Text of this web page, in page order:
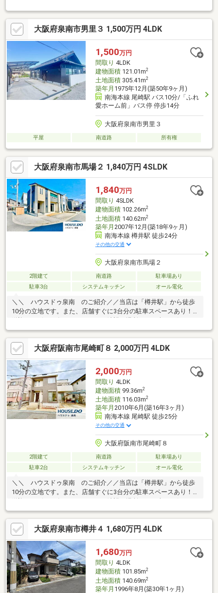
めるお庭もございます♪是非一度ご見学いかがでしょうか♪お問い
合わせお待ちしております♪***※令和6年度固定資産税：年額
81187円「ローンの相談がしたい！」「物件詳細が聞きたい！」
などなんでも構いません！お気軽にお問い合わせ下さい♪リフォー
ムの施工事例などをご覧になりたい方は『リノベーション施工事
例』をクリック！
大阪府泉南市男里３ 1,500万円 4LDK
1,500万円
間取り 4LDK
建物面積121.01m2
土地面積305.41m2
築年月 1975年12月(築50年9ヶ月)
南海本線 尾崎駅 バス10分/「ふれ
愛ホーム前」バス停 停歩14分
大阪府泉南市男里３
平屋 南道路 所有権
大阪府泉南市馬場２ 1,840万円 4SLDK
1,840万円
間取り 4SLDK
建物面積102.26m2
土地面積140.62m2
築年月 2007年12月(築18年9ヶ月)
南海本線 樽井駅 徒歩24分
その他の交通
大阪府泉南市馬場２
2階建て 南道路
駐車場あり
駐車3台
システムキッチン オール電化
＼＼ ハウスドゥ泉南 のご紹介／／当店は「樽井駅」から徒歩
10分の立地です。また、店舗すぐに3台分の駐車スペースあり！
ます♪【無料不動産購入相談会 実施中！】物件探しだけでなく、
リフォーム、住宅ローン、火災保険等、皆様の気になる疑問にお
答えします！泉南市・阪南市のおうち探しはお任せください！
【お問い合わせについて】「見学予約する」「資料請求する」か
らのお問い合わせは24時間受付中！ネットに掲載していない物件
もご紹介できます！「お電話」「資料請求する」からお気軽にお
問い合わせください！
大阪府阪南市尾崎町８ 2,000万円 4LDK
2,000万円
間取り 4LDK
建物面積99.36m2
土地面積116.03m2
築年月 2010年6月(築16年3ヶ月)
南海本線 尾崎駅 徒歩25分
その他の交通
大阪府阪南市尾崎町８
2階建て 南道路
駐車場あり
駐車2台
システムキッチン オール電化
＼＼ ハウスドゥ泉南 のご紹介／／当店は「樽井駅」から徒歩
10分の立地です。また、店舗すぐに3台分の駐車スペースあり！
ます♪【無料不動産購入相談会 実施中！】物件探しだけでなく、
リフォーム、住宅ローン、火災保険等、皆様の気になる疑問にお
答えします！泉南市・阪南市のおうち探しはお任せください！
【お問い合わせについて】「見学予約する」「資料請求する」か
らのお問い合わせは24時間受付中！ネットに掲載していない物件
もご紹介できます！「お電話」「資料請求する」からお気軽にお
問い合わせください！
大阪府泉南市樽井４ 1,680万円 4LDK
1,680万円
間取り 4LDK
建物面積101.85m2
土地面積140.69m2
築年月 1996年8月(築30年1ヶ月)